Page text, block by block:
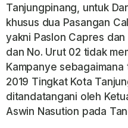
Tanjungpinang, untuk
khusus dua Pasangan
yakni Paslon Capres dan
dan No. Urut 02 tidak
Kampanye sebagaimana
2019 Tingkat Kota
ditandatangani oleh
Aswin Nasution pada